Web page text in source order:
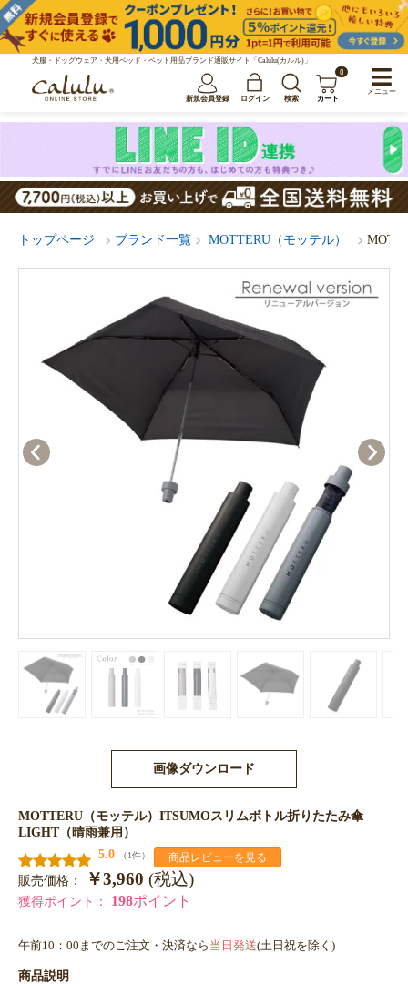
犬服・ドッグウェア・犬用ベッド・ペット用品ブランド通販サイト「Calulu(カルル)」
新規会員登録 ログイン 検索
0
カート
トップページ ブランド一覧 MOTTERU（モッテル）
画像ダウンロード
MOTTERU（モッテル）ITSUMOスリムボトル折りたたみ傘
LIGHT（晴雨兼用）
5.0
（1件） 商品レビューを見る
販売価格： ￥3,960 (税込)
獲得ポイント： 198ポイント
午前10：00までのご注文・決済なら 当日発送(土日祝を除く)
商品説明
メニュー